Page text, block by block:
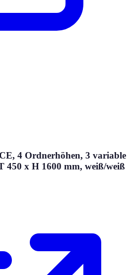
4 Ordnerhöhen, 3 variable
450 x H 1600 mm, weiß/weiß